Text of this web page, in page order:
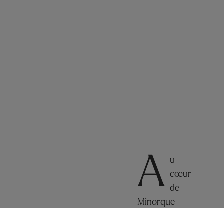
A
u
cœur
de
Minorque